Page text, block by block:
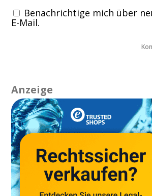
Benachrichtige mich über
E-Mail.
Anzeige